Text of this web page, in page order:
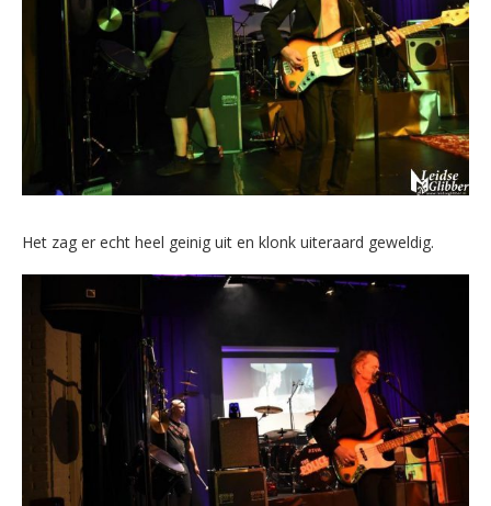
Het zag er echt heel geinig uit en klonk uiteraard geweldig.